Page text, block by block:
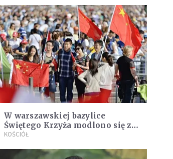
W warszawskiej bazylice
Świętego Krzyża modlono się za
Kościół w Chinach
KOŚCIÓŁ